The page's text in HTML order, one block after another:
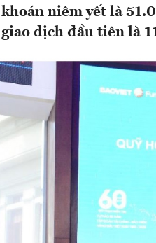
khoán niêm yết là
giao dịch đầu tiên là